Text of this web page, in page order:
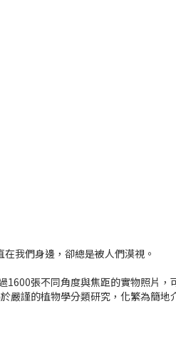
我們身邊，卻總是被人們漠視。
張不同角度與焦距的實物照片，
嚴謹的植物學分類研究，化繁為簡